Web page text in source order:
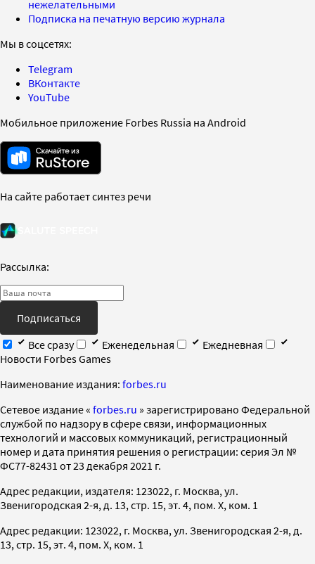
нежелательными
Подписка на печатную версию журнала
Мы в соцсетях:
Telegram
ВКонтакте
YouTube
Мобильное приложение Forbes Russia на Android
На сайте работает синтез речи
Рассылка:
Подписаться
Все сразу
Еженедельная
Ежедневная
Новости Forbes Games
Наименование издания: forbes.ru
Cетевое издание « forbes.ru » зарегистрировано Федеральной
службой по надзору в сфере связи, информационных
технологий и массовых коммуникаций, регистрационный
номер и дата принятия решения о регистрации: серия Эл №
ФС77-82431 от 23 декабря 2021 г.
Адрес редакции, издателя: 123022, г. Москва, ул.
Звенигородская 2-я, д. 13, стр. 15, эт. 4, пом. X, ком. 1
Адрес редакции: 123022, г. Москва, ул. Звенигородская 2-я, д.
13, стр. 15, эт. 4, пом. X, ком. 1